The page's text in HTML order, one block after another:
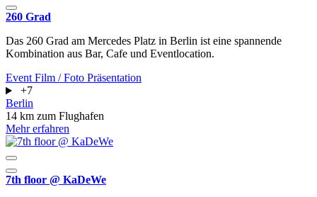
260 Grad
Das 260 Grad am Mercedes Platz in Berlin ist eine spannende
Kombination aus Bar, Cafe und Eventlocation.
Event Film / Foto Präsentation
+7
Berlin
14 km zum Flughafen
Mehr erfahren
7th floor @ KaDeWe